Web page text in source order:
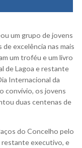
um grupo de jovens
excelência nas mais
um troféu e um livro
de Lagoa e restante
Internacional da
convívio, os jovens
duas centenas de
do Concelho pelo
restante executivo, e